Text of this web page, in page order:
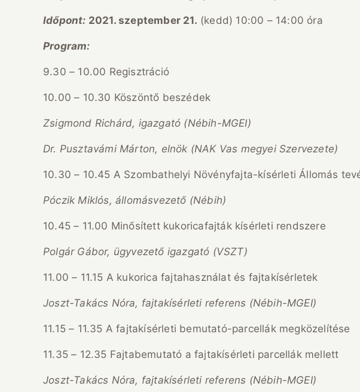
Időpont: 2021. szeptember 21. (kedd) 10:00 – 14:00 óra
Program:
9.30 – 10.00 Regisztráció
10.00 – 10.30 Köszöntő beszédek
Zsigmond Richárd, igazgató (Nébih-MGEI)
Dr. Pusztavámi Márton, elnök (NAK Vas megyei Szervezete)
10.30 – 10.45 A Szombathelyi Növényfajta-kísérleti Állomás
Póczik Miklós, állomásvezető (Nébih)
10.45 – 11.00 Minősített kukoricafajták kísérleti rendszere
Polgár Gábor, ügyvezető igazgató (VSZT)
11.00 – 11.15 A kukorica fajtahasználat és fajtakísérletek
Joszt-Takács Nóra, fajtakísérleti referens (Nébih-MGEI)
11.15 – 11.35 A fajtakísérleti bemutató-parcellák megközelítése
11.35 – 12.35 Fajtabemutató a fajtakísérleti parcellák mellett
Joszt-Takács Nóra, fajtakísérleti referens (Nébih-MGEI)